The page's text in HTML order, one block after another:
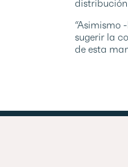
“Asimismo
sugerir la
de esta